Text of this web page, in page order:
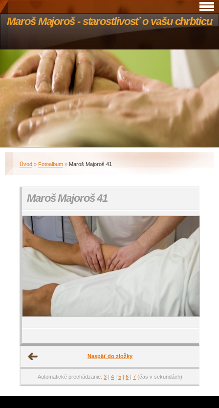
Maroš Majoroš - starostlivosť o vašu chrbticu
Úvod » Fotoalbum » Maroš Majoroš 41
Maroš Majoroš 41
Naspäť do zložky
Automatické prechádzanie: 3 | 4 | 5 | 6 | 7 (čas v sekundách)